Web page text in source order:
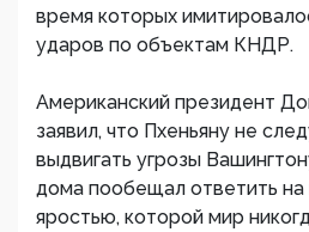
время которых
ударов по объектам КНДР.
Американский президент
заявил, что Пхеньяну не
выдвигать угрозы
дома пообещал ответить на
яростью, которой мир